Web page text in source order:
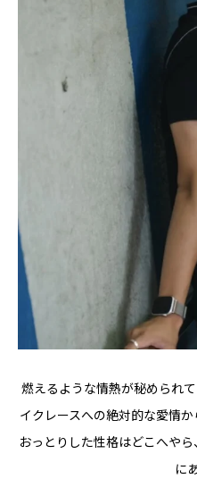
燃えるような情熱が秘められ
イクレースへの絶対的な愛情
おっとりした性格はどこへや
に